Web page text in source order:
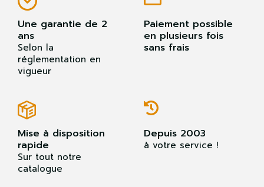
Une garantie de 2
ans
Selon la
réglementation en
vigueur
Paiement possible
en plusieurs fois
sans frais
Mise à disposition
rapide
Sur tout notre
catalogue
Depuis 2003
à votre service !